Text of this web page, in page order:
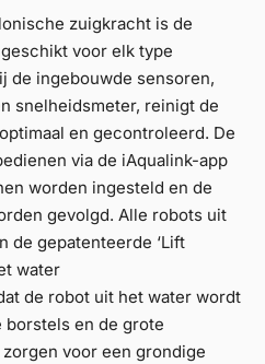
zuigkracht is de
voor elk type
de ingebouwde sensoren,
snelheidsmeter, reinigt de
en gecontroleerd. De
via de iAqualink-app
worden ingesteld en de
gevolgd. Alle robots uit
de gepatenteerde ‘Lift
water
de robot uit het water wordt
borstels en de grote
voor een grondige